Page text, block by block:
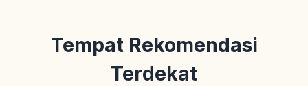
Tempat Rekomendasi
Terdekat